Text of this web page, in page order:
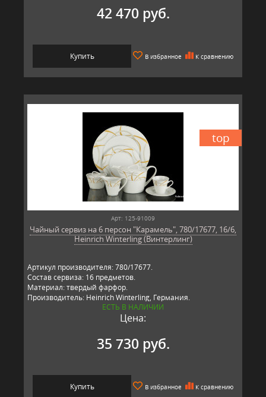
42 470 руб.
Купить В избранное К сравнению
top
Арт: 125-91009
Чайный сервиз на 6 персон "Карамель", 780/17677, 16/6,
Heinrich Winterling (Винтерлинг)
Артикул производителя: 780/17677.
Состав сервиза: 16 предметов.
Материал: твердый фарфор.
Производитель: Heinrich Winterling, Германия.
ЕСТЬ В НАЛИЧИИ
Цена:
35 730 руб.
Купить В избранное К сравнению